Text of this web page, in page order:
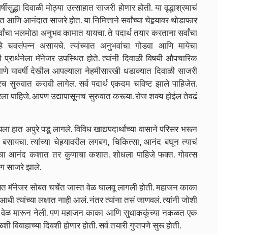
दिवाळी मोठ्या उत्साहात साजरी होणार होती. या वृद्धाश्रमाचं
आनंदात साजरे होत. या निमित्ताने सर्वांच्या चेहर्‍यावर थोडाफार
भलमोठा अनुभव कामात यायचा. ते पदार्थ तयार करताना सर्वांचा
चवसंपन्न असायचे. त्यांच्यात अनुभवांचा गोडवा आणि मायेचा
मॅनेजर उपस्थित होते. त्यांनी दिवाळी विषयी औपचारिक
यावर्षी देखील आपल्याला नेहमीसारखी धडाक्यात दिवाळी साजरी
सुरुवात करावी लागेल. सर्व पदार्थ एकदम चविष्ट झाले पाहिजेत.
पाहिजे. आपण उद्यापासूनच सुरुवात करूया. रोज शक्य होईल तेवढं
हात अपुरे पडू लागले. विविध खाद्यपदार्थांच्या वासाने परिसर भरून
त्यांच्या चेहर्‍यावरील लगबग, चिकित्सा, आनंद बघून त्याचं
आनंद कशात तर कुणाचा कशात. शोधला पाहिजे फक्त. गोवत्स
साजरे झाले.
मॅनेजर सोबत चर्चेत जास्त वेळ घालवू लागली होती. महाजन काका
लक्षात नाही आलं. नंतर त्यांना तसं जाणवलं. त्यांनी जोशी
वेळ मारून नेली. पण महाजन काका आणि सुधाककूंच्या नकळत एक
दिवशी होणार होती. सर्व तयारी गुप्तपणे सुरू होती.